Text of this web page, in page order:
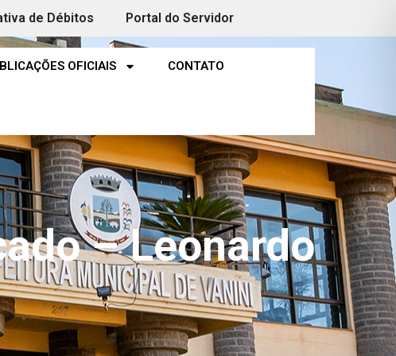
de Débitos Portal do Servidor
OFICIAIS CONTATO
– Leonardo